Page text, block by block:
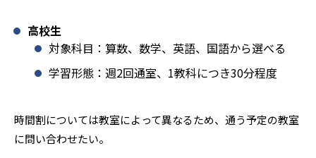
高校生
対象科目：算数、数学、英語、国語から選べる
学習形態：週2回通室、1教科につき30分程度
時間割については教室によって異なるため、通う予定の教室
に問い合わせたい。